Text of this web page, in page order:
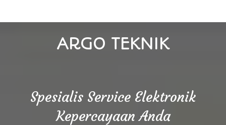
ARGO TEKNIK
Spesialis Service Elektronik
Kepercayaan Anda